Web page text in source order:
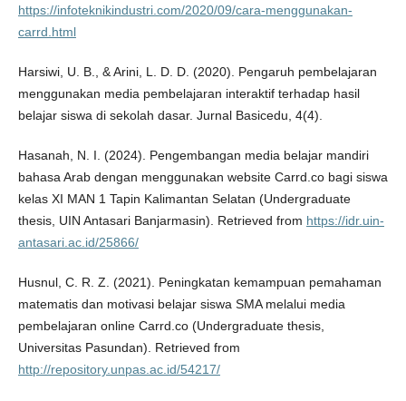
https://infoteknikindustri.com/2020/09/cara-menggunakan-
carrd.html
Harsiwi, U. B., & Arini, L. D. D. (2020). Pengaruh pembelajaran
menggunakan media pembelajaran interaktif terhadap hasil
belajar siswa di sekolah dasar. Jurnal Basicedu, 4(4).
Hasanah, N. I. (2024). Pengembangan media belajar mandiri
bahasa Arab dengan menggunakan website Carrd.co bagi siswa
kelas XI MAN 1 Tapin Kalimantan Selatan (Undergraduate
thesis, UIN Antasari Banjarmasin). Retrieved from https://idr.uin-
antasari.ac.id/25866/
Husnul, C. R. Z. (2021). Peningkatan kemampuan pemahaman
matematis dan motivasi belajar siswa SMA melalui media
pembelajaran online Carrd.co (Undergraduate thesis,
Universitas Pasundan). Retrieved from
http://repository.unpas.ac.id/54217/